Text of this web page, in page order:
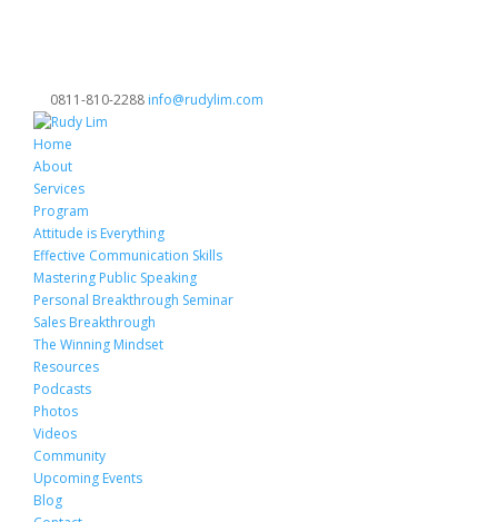
0811-810-2288 info@rudylim.com
Home
About
Services
Program
Attitude is Everything
Effective Communication Skills
Mastering Public Speaking
Personal Breakthrough Seminar
Sales Breakthrough
The Winning Mindset
Resources
Podcasts
Photos
Videos
Community
Upcoming Events
Blog